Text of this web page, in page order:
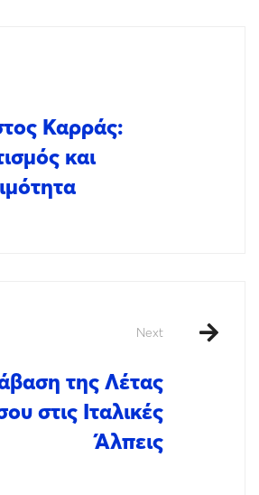
Καρράς:
και
Next
της Λέτας
στις Ιταλικές
Άλπεις